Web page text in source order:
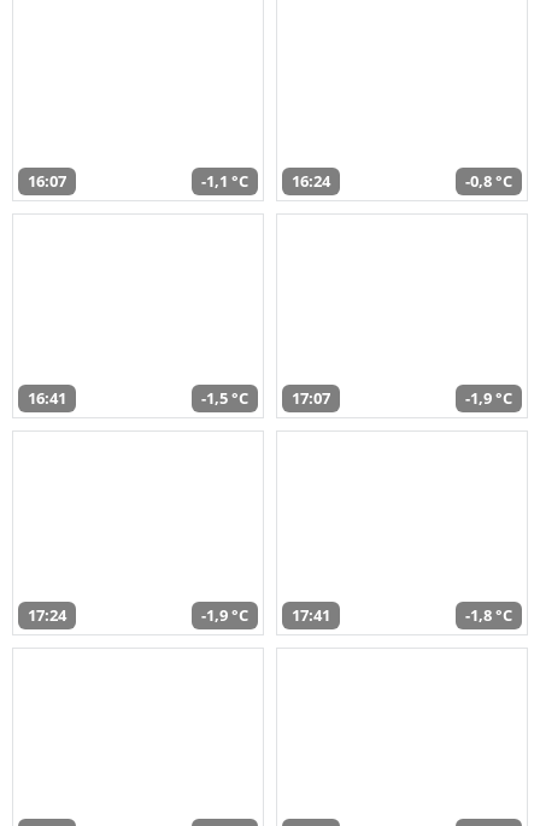
16:07 -1,1 °C 16:24 -0,8 °C
16:41 -1,5 °C 17:07 -1,9 °C
17:24 -1,9 °C 17:41 -1,8 °C